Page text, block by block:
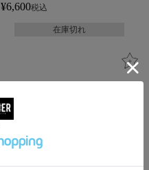
¥6,600税込
在庫切れ